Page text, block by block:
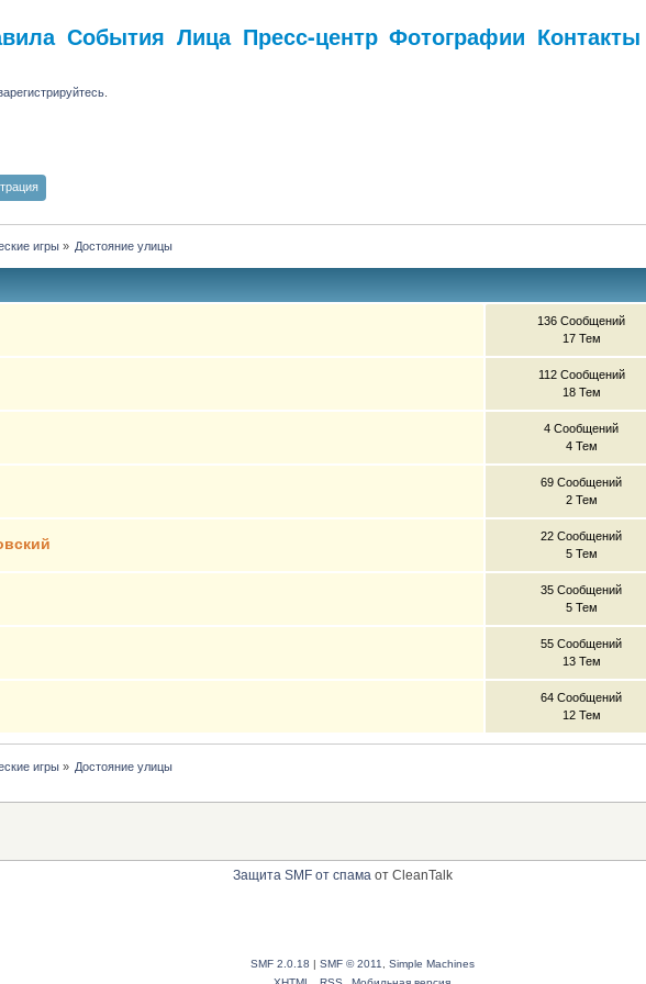
События Лица Пресс-центр Фотографии Контакты
игры» Достояние улицы
136 Сообщений
17 Тем
112 Сообщений
18 Тем
4 Сообщений
4 Тем
69 Сообщений
2 Тем
22 Сообщений
5 Тем
35 Сообщений
5 Тем
55 Сообщений
13 Тем
64 Сообщений
12 Тем
игры» Достояние улицы
Защита SMF от спама от CleanTalk
SMF 2.0.18 | SMF © 2011
Simple Machines